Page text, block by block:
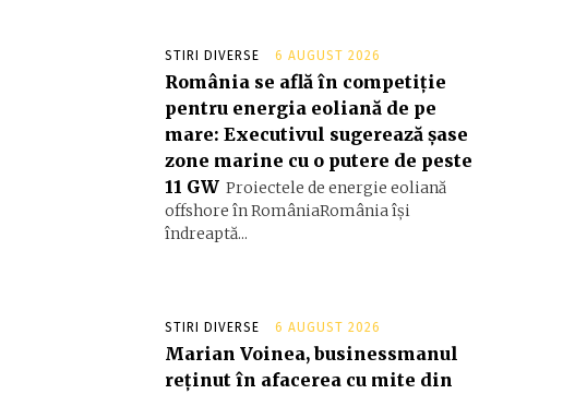
STIRI DIVERSE 6 AUGUST 2026
România se află în competiție
pentru energia eoliană de pe
mare: Executivul sugerează șase
zone marine cu o putere de peste
11 GW Proiectele de energie eoliană
offshore în RomâniaRomânia își
îndreaptă...
STIRI DIVERSE 6 AUGUST 2026
Marian Voinea, businessmanul
reținut în afacerea cu mite din